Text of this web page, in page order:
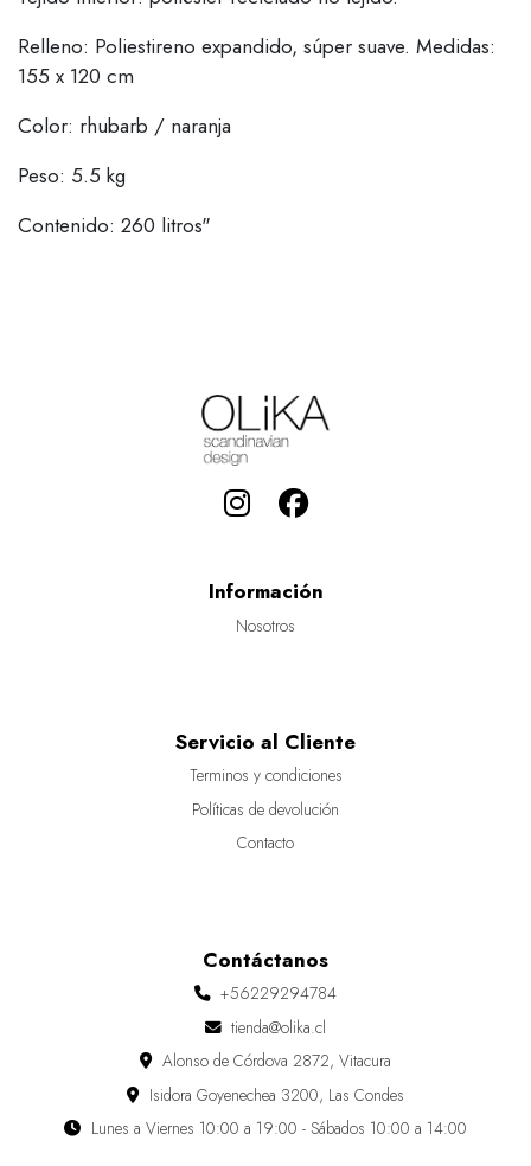
Relleno: Poliestireno expandido, súper suave. Medidas:
155 x 120 cm
Color: rhubarb / naranja
Peso: 5.5 kg
Contenido: 260 litros"
Información
Nosotros
Servicio al Cliente
Terminos y condiciones
Políticas de devolución
Contacto
Contáctanos
+56229294784
tienda@olika.cl
Alonso de Córdova 2872, Vitacura
Isidora Goyenechea 3200, Las Condes
Lunes a Viernes 10:00 a 19:00 - Sábados 10:00 a 14:00